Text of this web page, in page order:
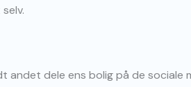
dele ens bolig på de sociale